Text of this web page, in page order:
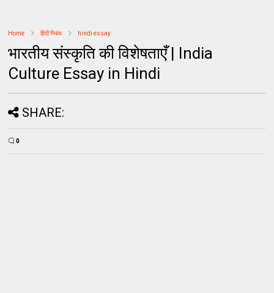
Home हिंदी निबंध hindi essay
भारतीय संस्कृति की विशेषताएँ | India
Culture Essay in Hindi
SHARE:
0